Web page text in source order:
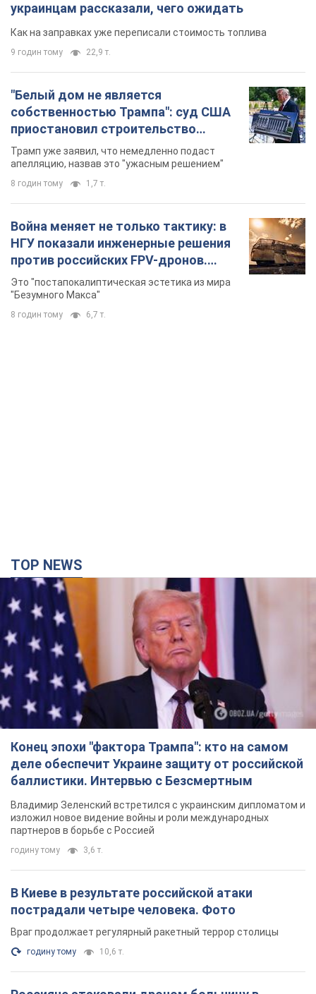
украинцам рассказали, чего ожидать
Как на заправках уже переписали стоимость топлива
9 годин тому 22,9 т.
"Белый дом не является
собственностью Трампа": суд США
приостановил строительство
бального зала стоимостью 400 млн
долларов
Трамп уже заявил, что немедленно подаст
апелляцию, назвав это "ужасным решением"
8 годин тому 1,7 т.
Война меняет не только тактику: в
НГУ показали инженерные решения
против российских FPV-дронов.
Фото
Это "постапокалиптическая эстетика из мира
"Безумного Макса"
8 годин тому 6,7 т.
TOP NEWS
Конец эпохи "фактора Трампа": кто на самом
деле обеспечит Украине защиту от российской
баллистики. Интервью с Безсмертным
Владимир Зеленский встретился с украинским дипломатом и
изложил новое видение войны и роли международных
партнеров в борьбе с Россией
годину тому 3,6 т.
В Киеве в результате российской атаки
пострадали четыре человека. Фото
Враг продолжает регулярный ракетный террор столицы
годину тому 10,6 т.